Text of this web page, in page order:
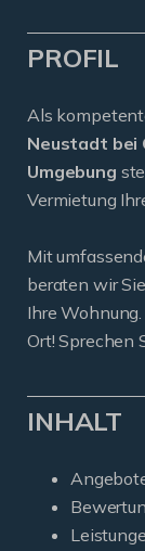
PROFIL
Als
Neustadt bei
Umgebung
Vermietung
Mit
beraten wir
Ihre
Ort! Sprechen
INHALT